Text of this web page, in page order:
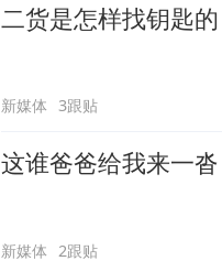
二货是怎样找钥匙的
新媒体 3跟贴
这谁爸爸给我来一沓
新媒体 2跟贴